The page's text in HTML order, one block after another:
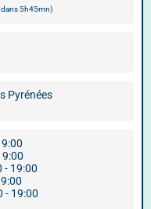
dans 5h45mn)
Pyrénées
- 19:00
- 19:00